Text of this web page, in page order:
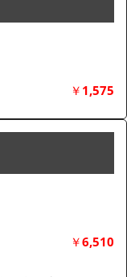
￥ 1,575
￥6,510